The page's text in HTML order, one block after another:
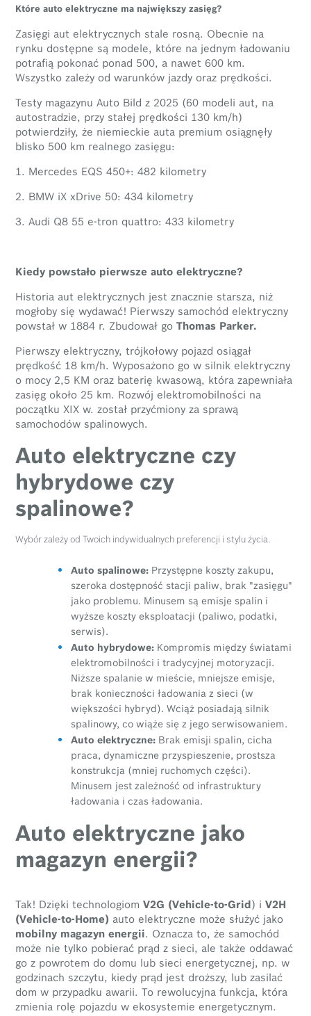
Które auto elektryczne ma największy zasięg?
Zasięgi aut elektrycznych stale rosną. Obecnie na
rynku dostępne są modele, które na jednym ładowaniu
potrafią pokonać ponad 500, a nawet 600 km.
Wszystko zależy od warunków jazdy oraz prędkości.
Testy magazynu Auto Bild z 2025 (60 modeli aut, na
autostradzie, przy stałej prędkości 130 km/h)
potwierdziły, że niemieckie auta premium osiągnęły
blisko 500 km realnego zasięgu:
1. Mercedes EQS 450+: 482 kilometry
2. BMW iX xDrive 50: 434 kilometry
3. Audi Q8 55 e-tron quattro: 433 kilometry
Kiedy powstało pierwsze auto elektryczne?
Historia aut elektrycznych jest znacznie starsza, niż
mogłoby się wydawać! Pierwszy samochód elektryczny
powstał w 1884 r. Zbudował go Thomas Parker.
Pierwszy elektryczny, trójkołowy pojazd osiągał
prędkość 18 km/h. Wyposażono go w silnik elektryczny
o mocy 2,5 KM oraz baterię kwasową, która zapewniała
zasięg około 25 km. Rozwój elektromobilności na
początku XIX w. został przyćmiony za sprawą
samochodów spalinowych.
Auto elektryczne czy
hybrydowe czy
spalinowe?
Wybór zależy od Twoich indywidualnych preferencji i stylu życia.
Auto spalinowe: Przystępne koszty zakupu,
szeroka dostępność stacji paliw, brak "zasięgu"
jako problemu. Minusem są emisje spalin i
wyższe koszty eksploatacji (paliwo, podatki,
serwis).
Auto hybrydowe: Kompromis między światami
elektromobilności i tradycyjnej motoryzacji.
Niższe spalanie w mieście, mniejsze emisje,
brak konieczności ładowania z sieci (w
większości hybryd). Wciąż posiadają silnik
spalinowy, co wiąże się z jego serwisowaniem.
Auto elektryczne: Brak emisji spalin, cicha
praca, dynamiczne przyspieszenie, prostsza
konstrukcja (mniej ruchomych części).
Minusem jest zależność od infrastruktury
ładowania i czas ładowania.
Auto elektryczne jako
magazyn energii?
Tak! Dzięki technologiom V2G (Vehicle-to-Grid) i V2H
(Vehicle-to-Home) auto elektryczne może służyć jako
mobilny magazyn energii. Oznacza to, że samochód
może nie tylko pobierać prąd z sieci, ale także oddawać
go z powrotem do domu lub sieci energetycznej, np. w
godzinach szczytu, kiedy prąd jest droższy, lub zasilać
dom w przypadku awarii. To rewolucyjna funkcja, która
zmienia rolę pojazdu w ekosystemie energetycznym.